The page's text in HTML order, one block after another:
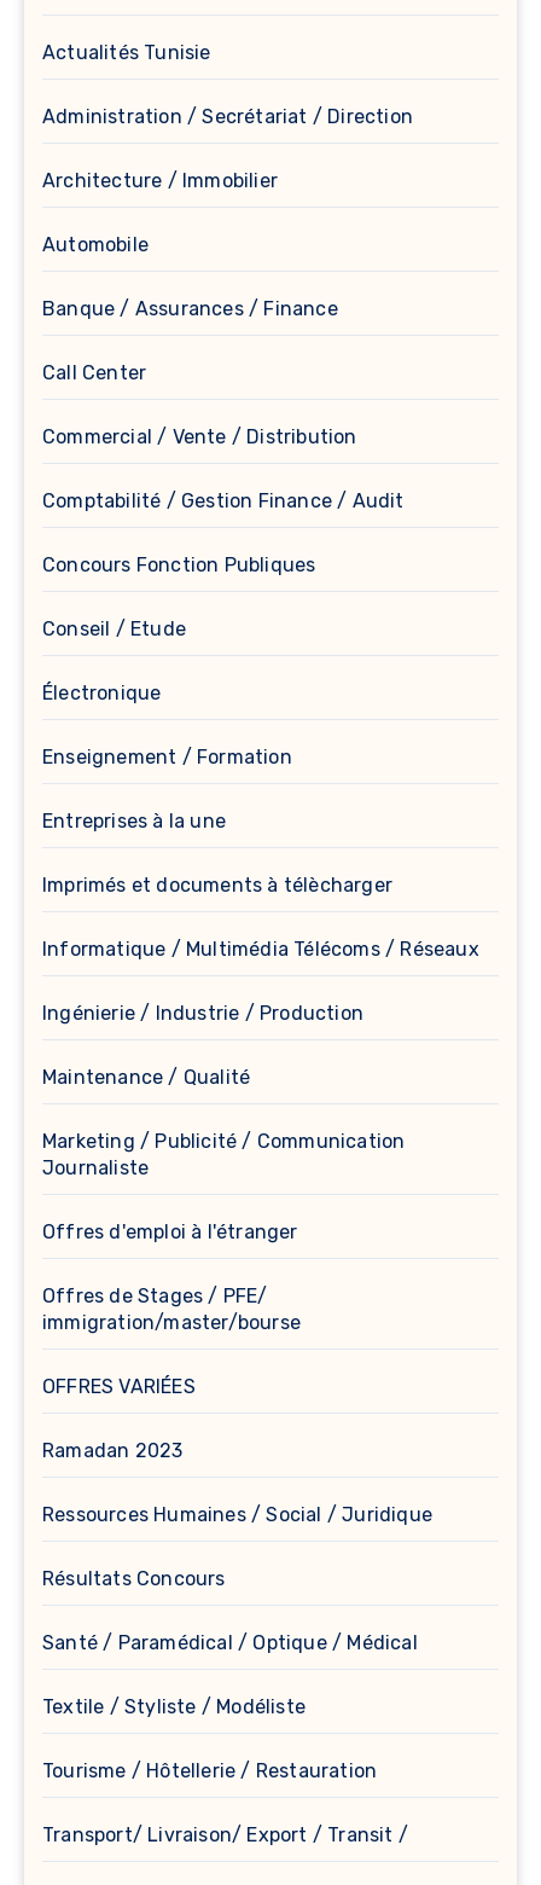
Actualités Tunisie
Administration / Secrétariat / Direction
Architecture / Immobilier
Automobile
Banque / Assurances / Finance
Call Center
Commercial / Vente / Distribution
Comptabilité / Gestion Finance / Audit
Concours Fonction Publiques
Conseil / Etude
Électronique
Enseignement / Formation
Entreprises à la une
Imprimés et documents à télècharger
Informatique / Multimédia Télécoms / Réseaux
Ingénierie / Industrie / Production
Maintenance / Qualité
Marketing / Publicité / Communication
Journaliste
Offres d'emploi à l'étranger
Offres de Stages / PFE/
immigration/master/bourse
OFFRES VARIÉES
Ramadan 2023
Ressources Humaines / Social / Juridique
Résultats Concours
Santé / Paramédical / Optique / Médical
Textile / Styliste / Modéliste
Tourisme / Hôtellerie / Restauration
Transport/ Livraison/ Export / Transit /